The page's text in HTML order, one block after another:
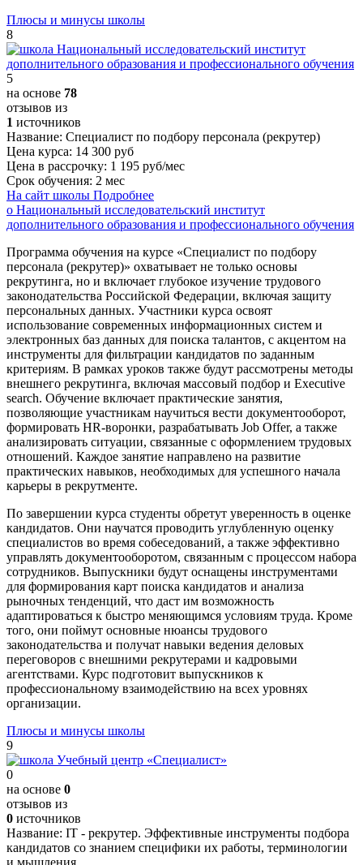
Плюсы и минусы школы
8
5
на основе 78
отзывов из
1 источников
Название: Специалист по подбору персонала (рекрутер)
Цена курса: 14 300 руб
Цена в рассрочку: 1 195 руб/мес
Срок обучения: 2 мес
На сайт школы Подробнее
о Национальный исследовательский институт
дополнительного образования и профессионального обучения
Программа обучения на курсе «Специалист по подбору
персонала (рекрутер)» охватывает не только основы
рекрутинга, но и включает глубокое изучение трудового
законодательства Российской Федерации, включая защиту
персональных данных. Участники курса освоят
использование современных информационных систем и
электронных баз данных для поиска талантов, с акцентом на
инструменты для фильтрации кандидатов по заданным
критериям. В рамках уроков также будут рассмотрены методы
внешнего рекрутинга, включая массовый подбор и Executive
search. Обучение включает практические занятия,
позволяющие участникам научиться вести документооборот,
формировать HR-воронки, разрабатывать Job Offer, а также
анализировать ситуации, связанные с оформлением трудовых
отношений. Каждое занятие направлено на развитие
практических навыков, необходимых для успешного начала
карьеры в рекрутменте.
По завершении курса студенты обретут уверенность в оценке
кандидатов. Они научатся проводить углубленную оценку
специалистов во время собеседований, а также эффективно
управлять документооборотом, связанным с процессом набора
сотрудников. Выпускники будут оснащены инструментами
для формирования карт поиска кандидатов и анализа
рыночных тенденций, что даст им возможность
адаптироваться к быстро меняющимся условиям труда. Кроме
того, они поймут основные нюансы трудового
законодательства и получат навыки ведения деловых
переговоров с внешними рекрутерами и кадровыми
агентствами. Курс подготовит выпускников к
профессиональному взаимодействию на всех уровнях
организации.
Плюсы и минусы школы
9
0
на основе 0
отзывов из
0 источников
Название: IT - рекрутер. Эффективные инструменты подбора
кандидатов со знанием специфики их работы, терминологии
и мышления